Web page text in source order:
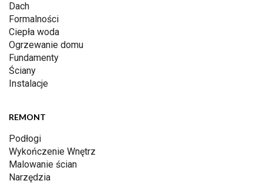
Dach
Formalności
Ciepła woda
Ogrzewanie domu
Fundamenty
Ściany
Instalacje
REMONT
Podłogi
Wykończenie Wnętrz
Malowanie ścian
Narzędzia